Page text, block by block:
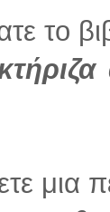
το
μια